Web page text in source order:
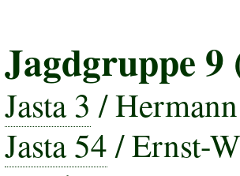
Jagdgruppe 9
Jasta 3 /
Jasta 54/ Ernst-